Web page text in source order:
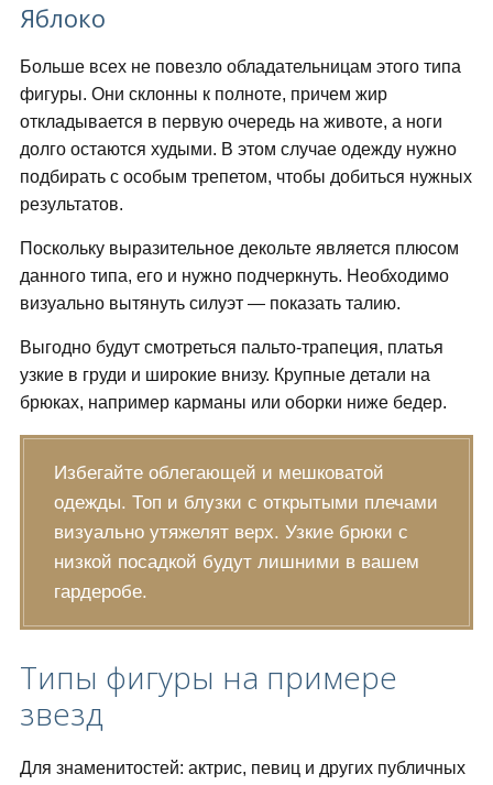
Яблоко
Больше всех не повезло обладательницам этого типа
фигуры. Они склонны к полноте, причем жир
откладывается в первую очередь на животе, а ноги
долго остаются худыми. В этом случае одежду нужно
подбирать с особым трепетом, чтобы добиться нужных
результатов.
Поскольку выразительное декольте является плюсом
данного типа, его и нужно подчеркнуть. Необходимо
визуально вытянуть силуэт — показать талию.
Выгодно будут смотреться пальто-трапеция, платья
узкие в груди и широкие внизу. Крупные детали на
брюках, например карманы или оборки ниже бедер.
Избегайте облегающей и мешковатой
одежды. Топ и блузки с открытыми плечами
визуально утяжелят верх. Узкие брюки с
низкой посадкой будут лишними в вашем
гардеробе.
Типы фигуры на примере
звезд
Для знаменитостей: актрис, певиц и других публичных